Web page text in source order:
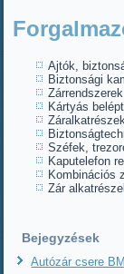
Ajtók,
Biztonsági
Zárrendszerek
Kártyás
Záralkatrészek
Széfek,
Kaputelefon
Kombinációs
Zár
Bejegyzések
Autózár csere